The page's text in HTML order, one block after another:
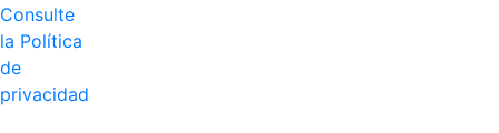
Consulte
la Política
de
privacidad